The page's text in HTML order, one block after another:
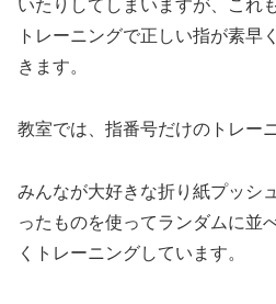
いたりしてしまいますが、これ
トレーニングで正しい指が素早
きます。
教室では、指番号だけのトレー
みんなが大好きな折り紙プッシ
ったものを使ってランダムに並
くトレーニングしています。